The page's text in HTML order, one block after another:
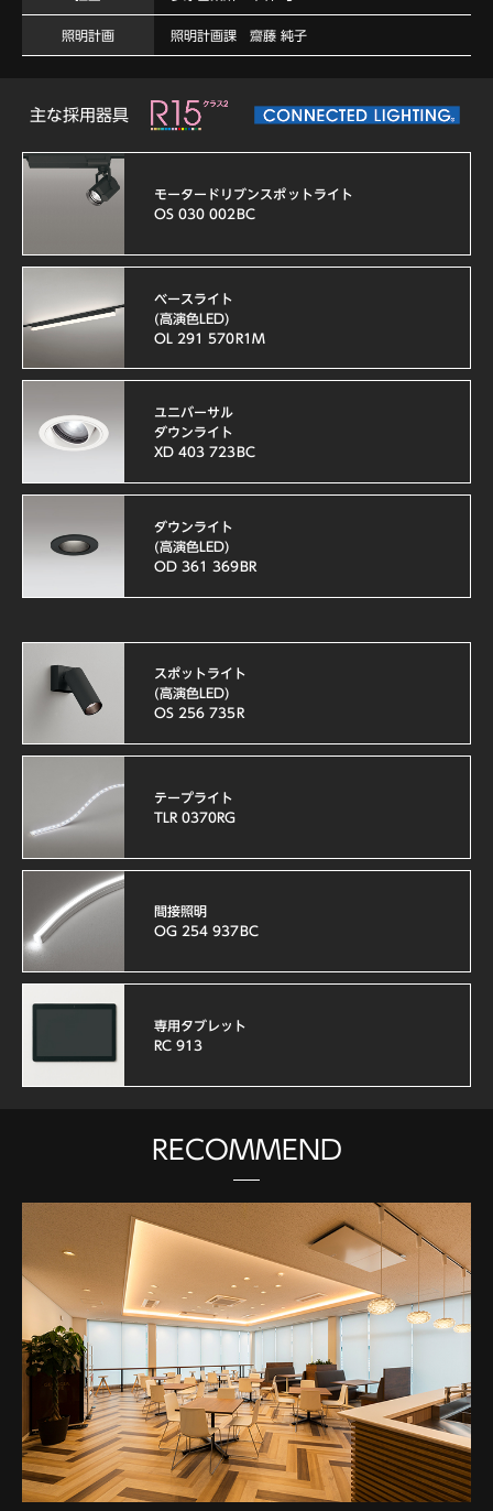
照明計画 照明計画課 齋藤 純子
主な採用器具
モータードリブンスポットライト
OS 030 002BC
ベースライト
(高演色LED)
OL 291 570R1M
ユニバーサル
ダウンライト
XD 403 723BC
ダウンライト
(高演色LED)
OD 361 369BR
スポットライト
(高演色LED)
OS 256 735R
テープライト
TLR 0370RG
間接照明
OG 254 937BC
専用タブレット
RC 913
RECOMMEND